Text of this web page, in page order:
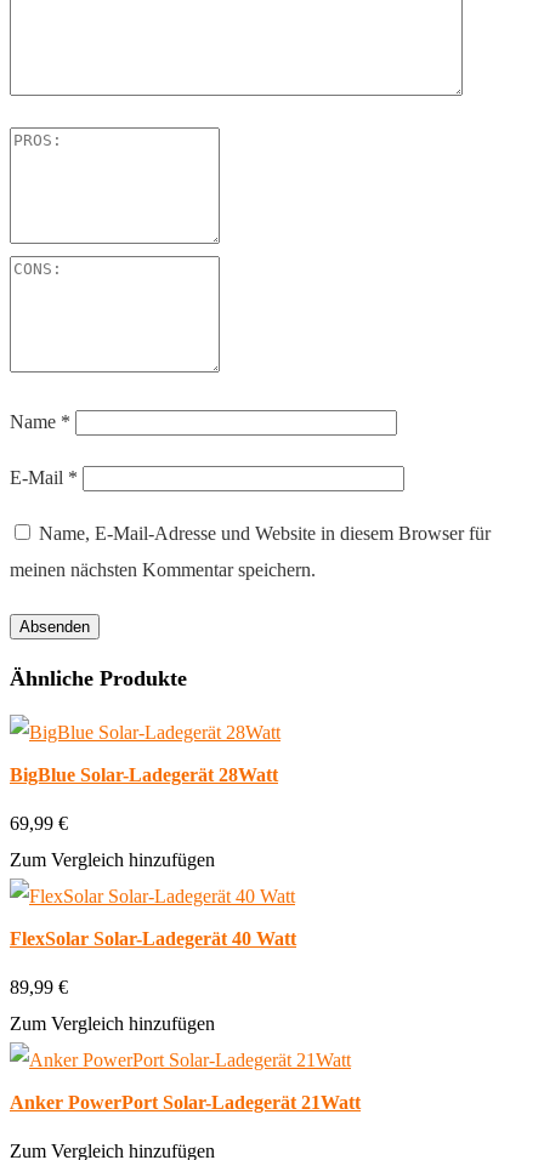
Name *
E-Mail *
Name, E-Mail-Adresse und Website in diesem Browser für
meinen nächsten Kommentar speichern.
Ähnliche Produkte
BigBlue Solar-Ladegerät 28Watt
69,99 €
Zum Vergleich hinzufügen
FlexSolar Solar-Ladegerät 40 Watt
89,99 €
Zum Vergleich hinzufügen
Anker PowerPort Solar-Ladegerät 21Watt
Zum Vergleich hinzufügen